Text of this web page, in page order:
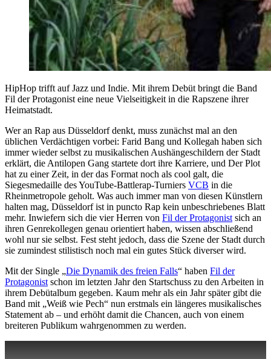
HipHop trifft auf Jazz und Indie. Mit ihrem Debüt bringt die Band
Fil der Protagonist eine neue Vielseitigkeit in die Rapszene ihrer
Heimatstadt.
Wer an Rap aus Düsseldorf denkt, muss zunächst mal an den
üblichen Verdächtigen vorbei: Farid Bang und Kollegah haben sich
immer wieder selbst zu musikalischen Aushängeschildern der Stadt
erklärt, die Antilopen Gang startete dort ihre Karriere, und Der Plot
hat zu einer Zeit, in der das Format noch als cool galt, die
Siegesmedaille des YouTube-Battlerap-Turniers VCB in die
Rheinmetropole geholt. Was auch immer man von diesen Künstlern
halten mag, Düsseldorf ist in puncto Rap kein unbeschriebenes Blatt
mehr. Inwiefern sich die vier Herren von Fil der Protagonist sich an
ihren Genrekollegen genau orientiert haben, wissen abschließend
wohl nur sie selbst. Fest steht jedoch, dass die Szene der Stadt durch
sie zumindest stilistisch noch mal ein gutes Stück diverser wird.
Mit der Single „Die Dynamik des freien Falls“ haben Fil der
Protagonist schon im letzten Jahr den Startschuss zu den Arbeiten in
ihrem Debütalbum gegeben. Kaum mehr als ein Jahr später gibt die
Band mit „Weiß wie Pech“ nun erstmals ein längeres musikalisches
Statement ab – und erhöht damit die Chancen, auch von einem
breiteren Publikum wahrgenommen zu werden.